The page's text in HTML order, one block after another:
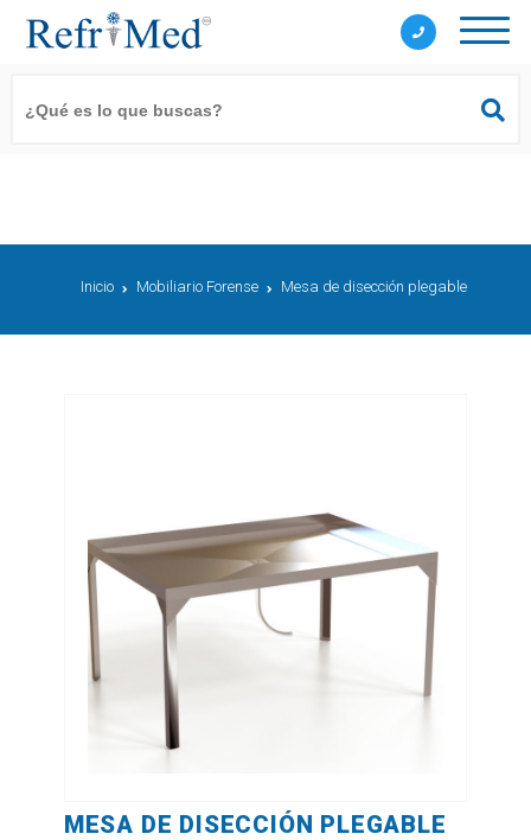
Inicio Mobiliario Forense Mesa de disección plegable
MESA DE DISECCIÓN PLEGABLE